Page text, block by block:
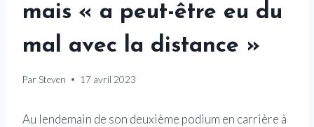
mais « a peut-être eu du
mal avec la distance »
Par Steven 17 avril 2023
Au lendemain de son deuxième podium en carrière à